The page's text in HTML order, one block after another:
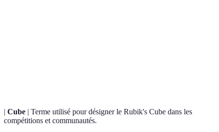
| Cube | Terme utilisé pour désigner le Rubik's Cube dans les
compétitions et communautés.